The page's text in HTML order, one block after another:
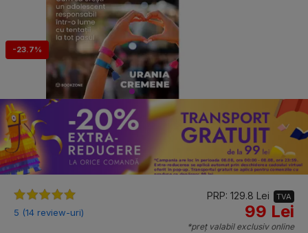
-23.7%
5 (14 review-uri)
PRP: 129.8 Lei TVA
99 Lei
*preț valabil exclusiv online